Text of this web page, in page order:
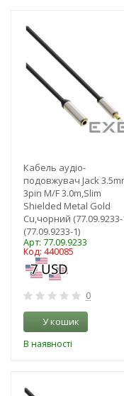
Кабель аудіо-
подовжувач Jack
3pin M/F 3.0m,Slim
Shielded Metal Gold
Cu,чорний (77.09.9233-
(77.09.9233-1)
Арт: 77.09.9233
Код: 440085
0
У кошик
В наявності